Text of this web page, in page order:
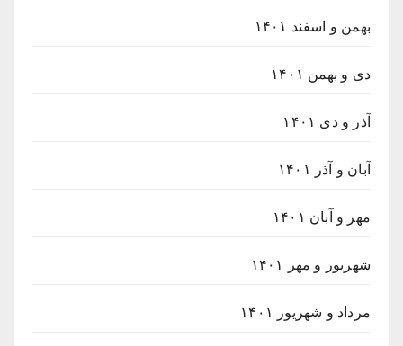
بهمن و اسفند ۱۴۰۱
دی و بهمن ۱۴۰۱
آذر و دی ۱۴۰۱
آبان و آذر ۱۴۰۱
مهر و آبان ۱۴۰۱
شهریور و مهر ۱۴۰۱
مرداد و شهریور ۱۴۰۱